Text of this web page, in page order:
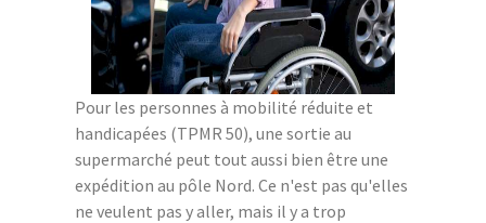
Pour les personnes à mobilité réduite et
handicapées (TPMR 50), une sortie au
supermarché peut tout aussi bien être une
expédition au pôle Nord. Ce n'est pas qu'elles
ne veulent pas y aller, mais il y a trop